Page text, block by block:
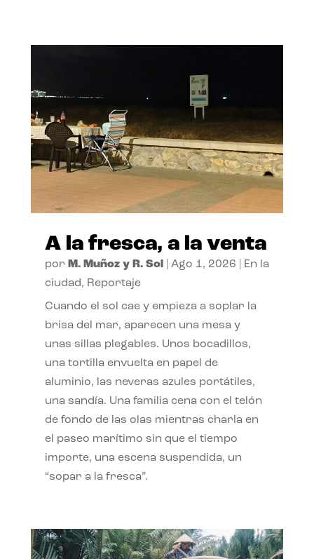
A la fresca, a la venta
por M. Muñoz y R. Sol| Ago 1, 2026
En la
ciudad, Reportaje
Cuando el sol cae y empieza a soplar la
brisa del mar, aparecen una mesa y
unas sillas plegables. Unos bocadillos,
una tortilla envuelta en papel de
aluminio, las neveras azules portátiles,
una sandía. Una familia cena con el telón
de fondo de las olas mientras charla en
el paseo marítimo sin que el tiempo
importe, una escena suspendida, un
“sopar a la fresca”.